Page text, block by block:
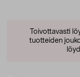
Toivottavasti
tuotteiden